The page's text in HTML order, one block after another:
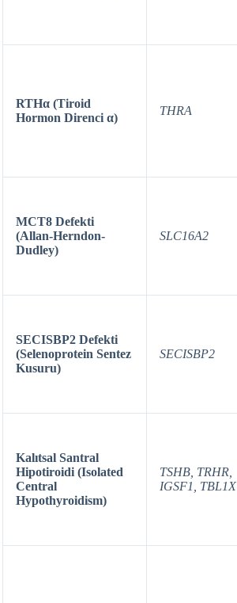
RTHα (Tiroid
Hormon Direnci α)
THRA
MCT8 Defekti
(Allan-Herndon-
Dudley)
SLC16A2
SECISBP2 Defekti
(Selenoprotein Sentez
Kusuru)
SECISBP2
Kalıtsal Santral
Hipotiroidi (Isolated
Central
Hypothyroidism)
TSHB, TRHR,
IGSF1, TBL1X